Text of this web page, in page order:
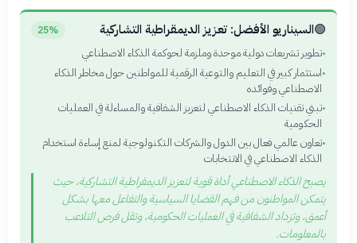
🟢السيناريو الأفضل: تعزيز الديمقراطية التشاركية 25%
•تطوير تشريعات دولية موحدة وملزمة لحوكمة الذكاء الاصطناعي
•استثمار كبير في التعليم والتوعية الرقمية للمواطنين حول مخاطر الذكاء
الاصطناعي وفوائده
•تبني تقنيات الذكاء الاصطناعي لتعزيز الشفافية والمساءلة في العمليات
الحكومية
•تعاون عالمي فعال بين الدول والشركات التكنولوجية لمنع إساءة استخدام
الذكاء الاصطناعي في الانتخابات
يصبح الذكاء الاصطناعي أداة قوية لتعزيز الديمقراطية التشاركية، حيث
يتمكن المواطنون من فهم القضايا السياسية والتفاعل معها بشكل
أعمق، وتزداد الشفافية في العمليات الحكومية، وتقل فرص التلاعب
بالمعلومات.